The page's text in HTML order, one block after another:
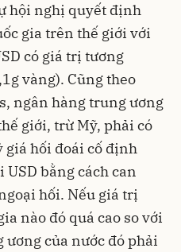
hội nghị quyết định
gia trên thế giới với
có giá trị tương
vàng). Cũng theo
ngân hàng trung ương
giới, trừ Mỹ, phải có
hối đoái cố định
bằng cách can
hối. Nếu giá trị
nào đó quá cao so với
của nước đó phải